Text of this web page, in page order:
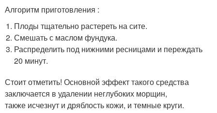
Алгоритм приготовления :
Плоды тщательно растереть на сите.
Смешать с маслом фундука.
Распределить под нижними ресницами и переждать
20 минут.
Стоит отметить! Основной эффект такого средства
заключается в удалении неглубоких морщин,
также исчезнут и дряблость кожи, и темные круги.